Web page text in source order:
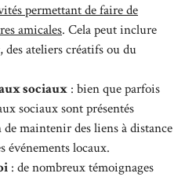
permettant de faire de
amicales. Cela peut inclure
des ateliers créatifs ou du
sociaux : bien que parfois
sociaux sont présentés
maintenir des liens à distance
événements locaux.
: de nombreux témoignages